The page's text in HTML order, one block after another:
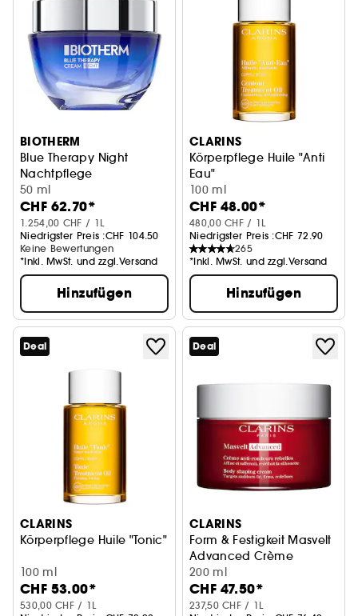
BIOTHERM
Blue Therapy Night
Nachtpflege
Intensive Nachtcreme mit Anti-Falten-Effekt
50 ml
CHF 62.70*
1.254,00 CHF / 1L
Niedrigster Preis :CHF 104.50
Keine Bewertungen
*Inkl. MwSt. und zzgl.Versand
Hinzufügen
CLARINS
Körperpflege Huile "Anti
Eau"
100 ml
CHF 48.00*
480,00 CHF / 1L
Niedrigster Preis :CHF 72.90
265
*Inkl. MwSt. und zzgl.Versand
Hinzufügen
Deal
CLARINS
Körperpflege Huile "Tonic"
100 ml
CHF 53.00*
530,00 CHF / 1L
Deal
CLARINS
Form & Festigkeit Masvelt
Advanced Crème
200 ml
CHF 47.50*
237,50 CHF / 1L